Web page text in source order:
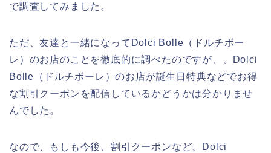
で調査してみました。
ただ、友達と一緒になってDolci Bolle（ドルチボー
レ）のお店のことを徹底的に調べたのですが、、Dolci
Bolle（ドルチボーレ）のお店が誕生日特典などでお得
な割引クーポンを配信しているかどうかは分かりませ
んでした。
なので、もしも今後、割引クーポンなど、Dolci